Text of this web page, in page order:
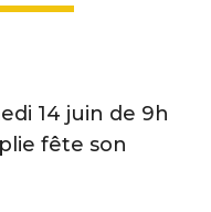
14 juin de 9h
fête son